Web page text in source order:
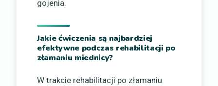
gojenia.
Jakie ćwiczenia są najbardziej
efektywne podczas rehabilitacji po
złamaniu miednicy?
W trakcie rehabilitacji po złamaniu